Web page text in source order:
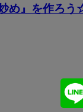
め』を作ろ